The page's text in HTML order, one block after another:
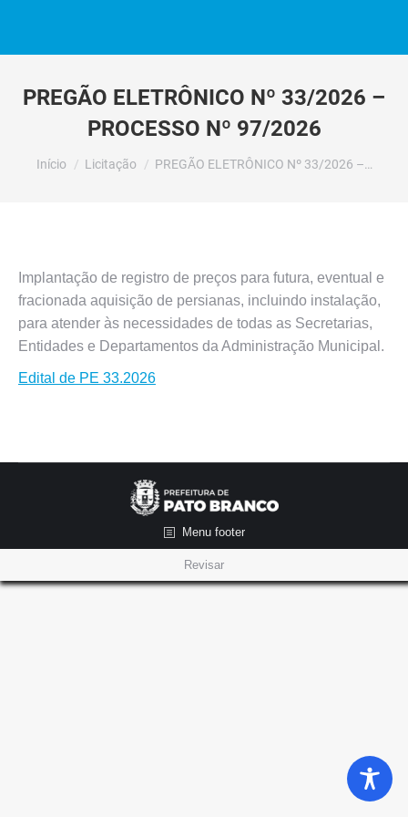
PREGÃO ELETRÔNICO Nº 33/2026 –
PROCESSO Nº 97/2026
Você está aqui:
Início Licitação PREGÃO ELETRÔNICO Nº 33/2026 –…
Implantação de registro de preços para futura, eventual e
fracionada aquisição de persianas, incluindo instalação,
para atender às necessidades de todas as Secretarias,
Entidades e Departamentos da Administração Municipal.
Edital de PE 33.2026
Menu footer
Revisar